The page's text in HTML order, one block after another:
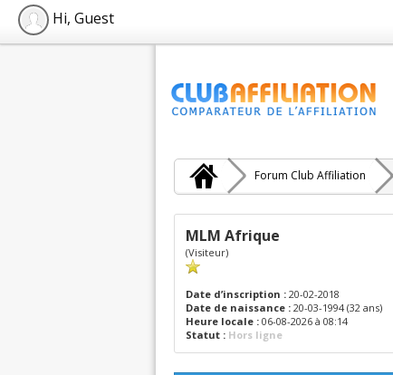
Hi, Guest
Forum Club Affiliation
MLM Afrique
(Visiteur)
Date d’inscription : 20-02-2018
Date de naissance : 20-03-1994 (32 ans)
Heure locale : 06-08-2026 à 08:14
Statut : Hors ligne